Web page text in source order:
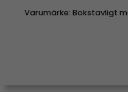
Varumärke: Bokstavligt